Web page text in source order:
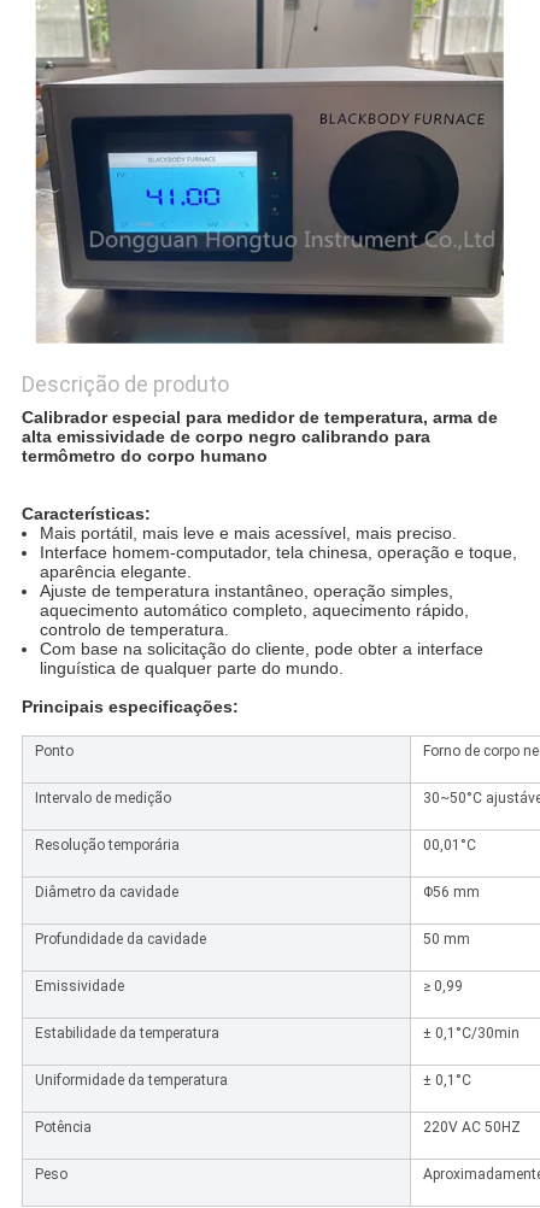
Descrição de produto
Calibrador especial para medidor de temperatura, arma de
alta emissividade de corpo negro calibrando para
termômetro do corpo humano
Características:
Mais portátil, mais leve e mais acessível, mais preciso.
Interface homem-computador, tela chinesa, operação e toque,
aparência elegante.
Ajuste de temperatura instantâneo, operação simples,
aquecimento automático completo, aquecimento rápido,
controlo de temperatura.
Com base na solicitação do cliente, pode obter a interface
linguística de qualquer parte do mundo.
Principais especificações:
Ponto Forno de corpo
Intervalo de medição 30~50°C
Resolução temporária 00,01°C
Diâmetro da cavidade Φ56 mm
Profundidade da cavidade 50 mm
Emissividade ≥ 0,99
Estabilidade da temperatura ± 0,1°C/30min
Uniformidade da temperatura ± 0,1°C
Potência 220V AC 50HZ
Peso